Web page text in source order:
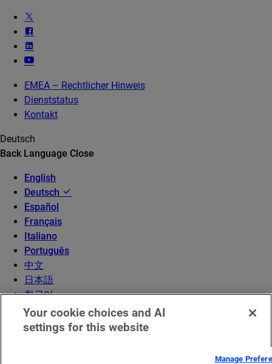
EMEA – Rechtlicher Hinweis
Dienststatus
Kontakt
Deutsch
Back Language Close
English
Deutsch
Español
Français
Italiano
Português
中文
日本語
한국어
Your cookie choices and AI
settings for this website
Manage